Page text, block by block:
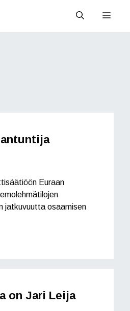
Euraan
jatkuvuutta osaamisen
on Jari Leija